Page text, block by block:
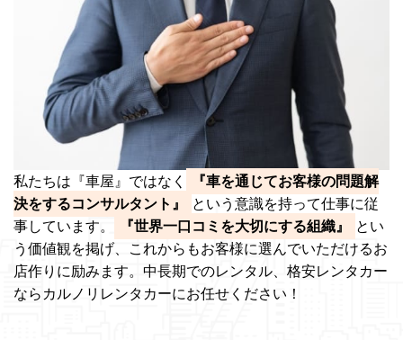
私たちは『車屋』ではなく
『車を通じてお客様の問題解
決をするコンサルタント』
という意識を持って仕事に従
事しています。
『世界一口コミを大切にする組織』
とい
う価値観を掲げ、これからもお客様に選んでいただけるお
店作りに励みます。中長期でのレンタル、格安レンタカー
ならカルノリレンタカーにお任せください！